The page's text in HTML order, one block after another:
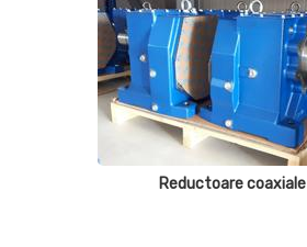
Reductoare coaxiale